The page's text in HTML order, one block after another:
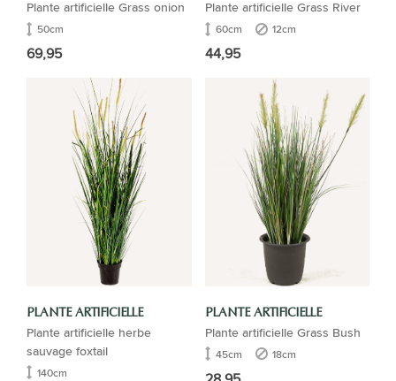
Plante artificielle Grass onion
50cm
69,95
Plante artificielle Grass River
60cm 12cm
44,95
PLANTE ARTIFICIELLE
Plante artificielle herbe
sauvage foxtail
140cm
PLANTE ARTIFICIELLE
Plante artificielle Grass Bush
45cm 18cm